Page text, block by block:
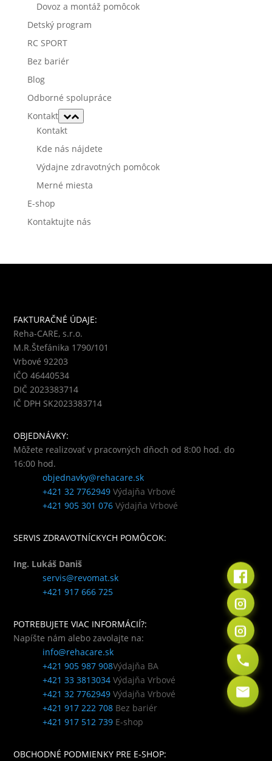
Dovoz a montáž pomôcok
Detský program
RC SPORT
Bez bariér
Blog
Odborné spolupráce
Kontakt
Kontakt
Kde nás nájdete
Výdajne zdravotných pomôcok
Merné miesta
E-shop
Kontaktujte nás
FAKTURAČNÉ ÚDAJE:
Reha-CARE, s.r.o.
M.R.Štefánika 1790/101
Vrbové 92203
IČO 46440534
DIČ 2023383714
IČ DPH SK2023383714
OBJEDNÁVKY:
Môžete realizovať v pracovných dňoch od 8:00 hod. do
16:00 hod.
objednavky@rehacare.sk
+421 32 7762949Výdajňa Vrbové
+421 905 301 076Výdajňa Vrbové
SERVIS ZDRAVOTNÍCKYCH POMÔCOK:
Ing. Lukáš Daniš
servis@revomat.sk
+421 917 666 725
POTREBUJETE VIAC INFORMÁCIÍ?:
Napíšte nám alebo zavolajte na:
info@rehacare.sk
+421 905 987 908Výdajňa BA
+421 33 3813034Výdajňa Vrbové
+421 32 7762949Výdajňa Vrbové
+421 917 222 708Bez bariér
+421 917 512 739E-shop
OBCHODNÉ PODMIENKY PRE E-SHOP: